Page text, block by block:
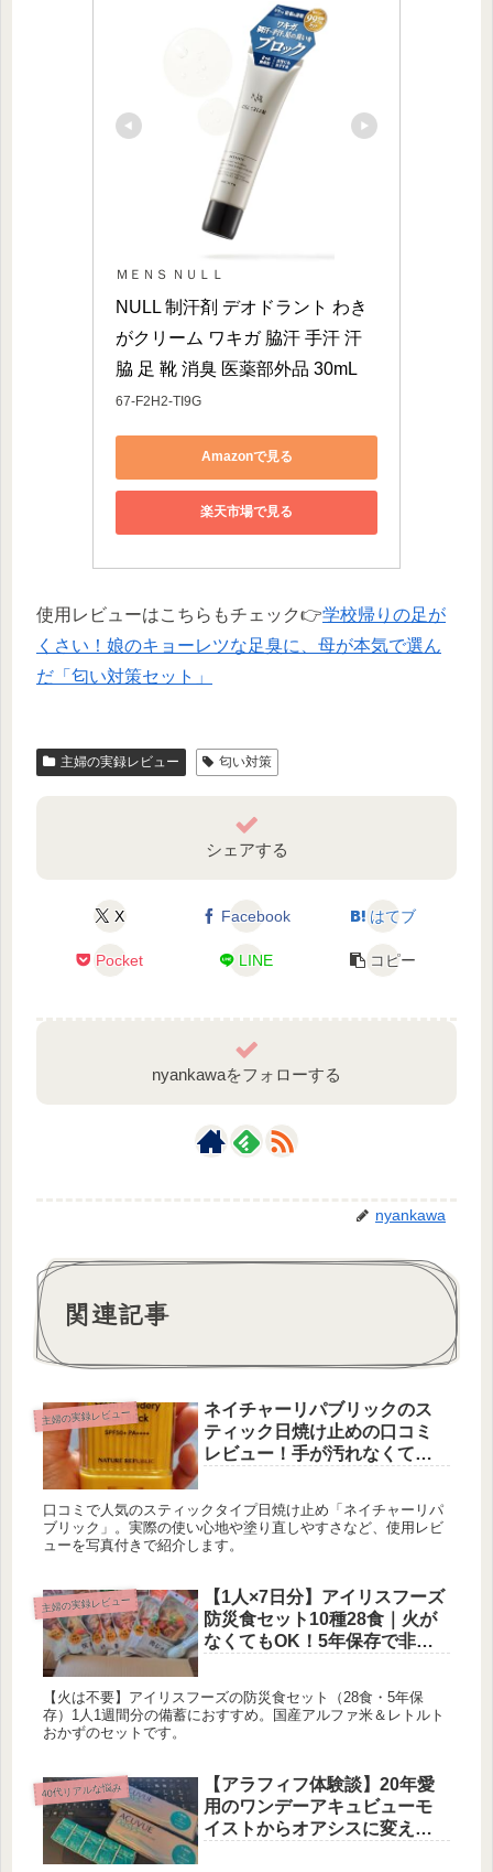
ＭＥＮＳ ＮＵＬＬ
NULL 制汗剤 デオドラント わき
がクリーム ワキガ 脇汗 手汗 汗
脇 足 靴 消臭 医薬部外品 30mL
67-F2H2-TI9G
Amazonで見る
楽天市場で見る
使用レビューはこちらもチェック👉学校帰りの足が
くさい！娘のキョーレツな足臭に、母が本気で選ん
だ「匂い対策セット」
主婦の実録レビュー 匂い対策
シェアする
X Facebook はてブ
Pocket LINE コピー
nyankawaをフォローする
nyankawa
関連記事
主婦の実録レビュー
ネイチャーリパブリックのス
ティック日焼け止めの口コミ
レビュー！手が汚れなくて塗
口コミで人気のスティックタイプ日焼け止め「ネイチャーリパ
ブリック」。実際の使い心地や塗り直しやすさなど、使用レビ
ューを写真付きで紹介します。
主婦の実録レビュー
【1人×7日分】アイリスフーズ
防災食セット10種28食｜火が
なくてもOK！5年保存で非常
【火は不要】アイリスフーズの防災食セット（28食・5年保
存）1人1週間分の備蓄におすすめ。国産アルファ米＆レトルト
おかずのセットです。
40代リアルな悩み
【アラフィフ体験談】20年愛
用のワンデーアキュビューモ
イストからオアシスに変えた